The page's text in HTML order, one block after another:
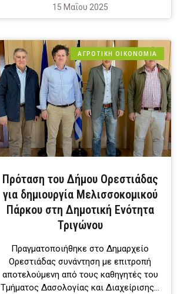
15 Μαΐου 2025
ΑΓΡΟΤΙΚΗ ΟΙΚΟΝΟΜΙΑ
Πρόταση του Δήμου Ορεστιάδας
για δημιουργία Μελισσοκομικού
Πάρκου στη Δημοτική Ενότητα
Τριγώνου
Πραγματοποιήθηκε στο Δημαρχείο
Ορεστιάδας συνάντηση με επιτροπή
αποτελούμενη από τους καθηγητές του
Τμήματος Δασολογίας και Διαχείρισης…